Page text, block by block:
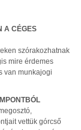
A CÉGES
szórakozhatnak
mire érdemes
van munkajogi
vettük górcső